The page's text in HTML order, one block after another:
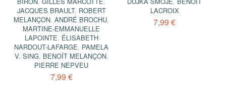
JACQUES BRAULT, ROBERT
MELANÇON,ANDRÉ BROCHU,
MARTINE-EMMANUELLE
LAPOINTE, ÉLISABETH
NARDOUT-LAFARGE, PAMELA
V. SING, BENOÎT MELANÇON,
PIERRE NEPVEU
7,99 €
LACROIX
7,99 €